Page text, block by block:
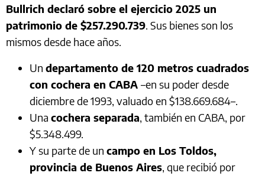
Bullrich declaró sobre el ejercicio 2025 un
patrimonio de $257.290.739. Sus bienes son los
mismos desde hace años.
Un departamento de 120 metros cuadrados
con cochera en CABA –en su poder desde
diciembre de 1993, valuado en $138.669.684–.
Una cochera separada, también en CABA, por
$5.348.499.
Y su parte de un campo en Los Toldos,
provincia de Buenos Aires, que recibió por